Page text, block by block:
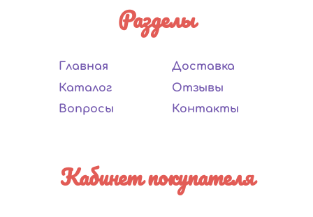
Разделы
Главная
Каталог
Вопросы
Доставка
Отзывы
Контакты
Кабинет покупателя